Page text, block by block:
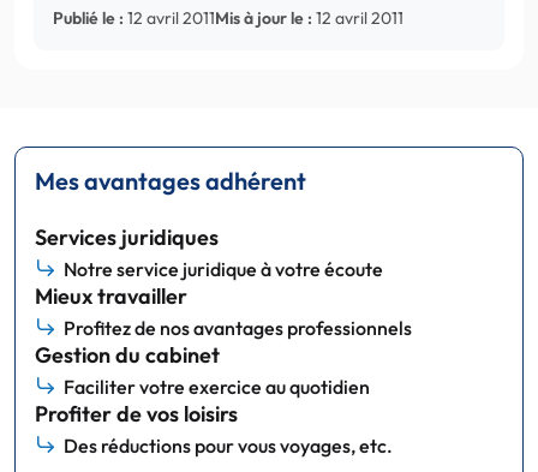
Publié le : 12 avril 2011Mis à jour le : 12 avril 2011
Mes avantages adhérent
Services juridiques
Notre service juridique à votre écoute
Mieux travailler
Profitez de nos avantages professionnels
Gestion du cabinet
Faciliter votre exercice au quotidien
Profiter de vos loisirs
Des réductions pour vous voyages, etc.